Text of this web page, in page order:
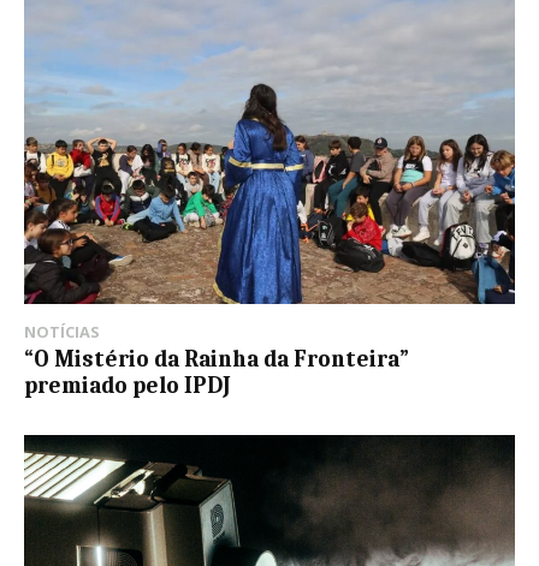
NOTÍCIAS
“O Mistério da Rainha da Fronteira”
premiado pelo IPDJ